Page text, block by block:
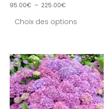
95.00€ – 225.00€
Choix des options